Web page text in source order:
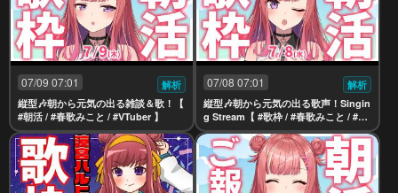
07/09 07:01
解析
縦型🎶朝から元気の出る雑談＆歌！【
#朝活 / #春歌みこと / #VTuber 】
07/08 07:01
解析
縦型🎶朝から元気の出る歌声！Singin
g Stream【 #歌枠 / #春歌みこと / #VT
uber 】